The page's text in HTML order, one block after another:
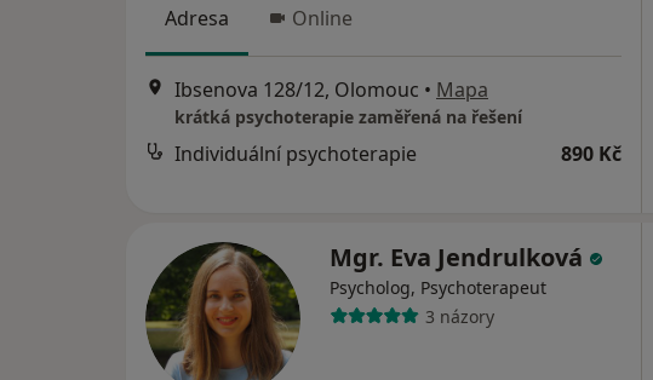
Adresa Online
Ibsenova 128/12, Olomouc • Mapa
krátká psychoterapie zaměřená na řešení
Individuální psychoterapie 890 Kč
Mgr. Eva Jendrulková
Psycholog, Psychoterapeut
3 názory